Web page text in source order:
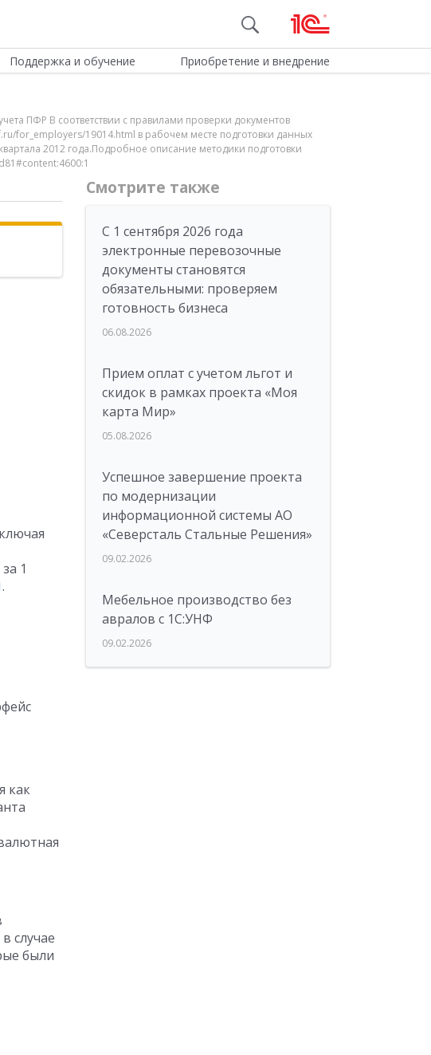
Поддержка и обучение Приобретение и внедрение
ПФР В соответствии с правилами проверки документов
for_employers/19014.html в рабочем месте подготовки данных
2012 года.Подробное описание методики подготовки
1
.
как
случае
были
Смотрите также
С 1 сентября 2026 года
электронные перевозочные
документы становятся
обязательными: проверяем
готовность бизнеса
06.08.2026
Прием оплат с учетом льгот и
скидок в рамках проекта «Моя
карта Мир»
05.08.2026
Успешное завершение проекта
по модернизации
информационной системы АО
«Северсталь Стальные Решения»
09.02.2026
Мебельное производство без
авралов с 1С:УНФ
09.02.2026